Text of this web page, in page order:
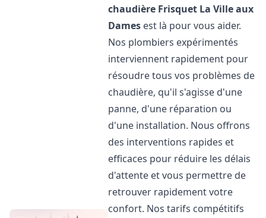
chaudière Frisquet La Ville aux
Dames est là pour vous aider.
Nos plombiers expérimentés
interviennent rapidement pour
résoudre tous vos problèmes de
chaudière, qu'il s'agisse d'une
panne, d'une réparation ou
d'une installation. Nous offrons
des interventions rapides et
efficaces pour réduire les délais
d'attente et vous permettre de
retrouver rapidement votre
confort. Nos tarifs compétitifs